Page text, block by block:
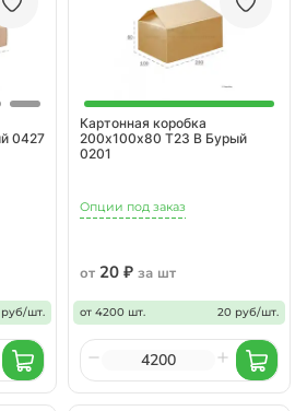
0427
руб/шт.
Картонная коробка
200х100х80 Т23 В Бурый
0201
Опции под заказ
от 20 ₽ за шт
от 4200 шт. 20 руб/шт.